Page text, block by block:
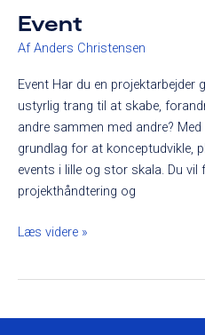
Event
AfAnders Christensen
Event Har du en projektarbejder
ustyrlig trang til at skabe,
andre sammen med andre?
grundlag for at konceptudvikle,
events i lille og stor skala. Du vil
projekthåndtering og
Læs videre »